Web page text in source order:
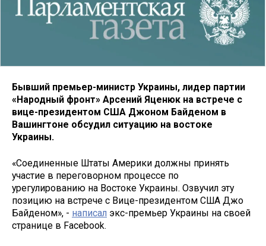
Бывший премьер-министр Украины, лидер партии
«Народный фронт» Арсений Яценюк на встрече с
вице-президентом США Джоном Байденом в
Вашингтоне обсудил ситуацию на востоке
Украины.
«Соединенные Штаты Америки должны принять
участие в переговорном процессе по
урегулированию на Востоке Украины. Озвучил эту
позицию на встрече с Вице-президентом США Джо
Байденом», - написал экс-премьер Украины на своей
странице в Facebook.